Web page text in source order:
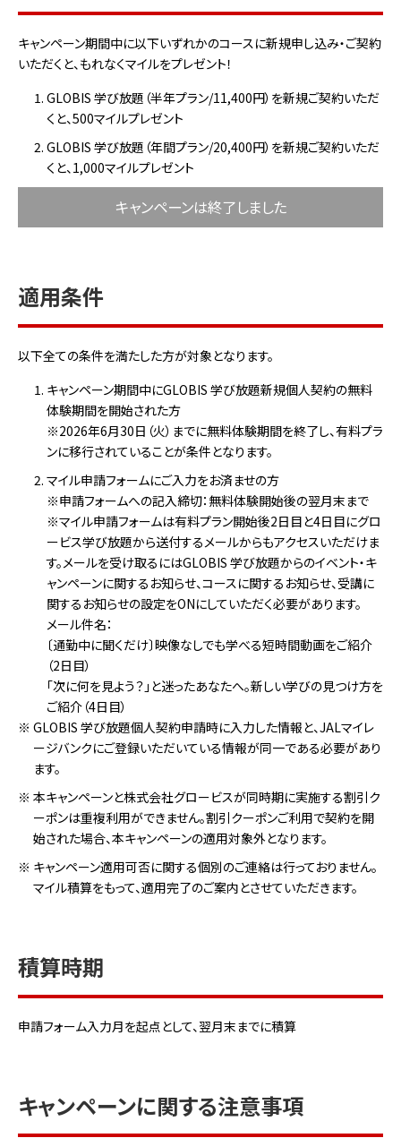
キャンペーン期間中に以下いずれかのコースに新規申し込み・ご契約
いただくと、もれなくマイルをプレゼント！
GLOBIS 学び放題（半年プラン/11,400円）を新規ご契約いただ
くと、500マイルプレゼント
GLOBIS 学び放題（年間プラン/20,400円）を新規ご契約いただ
くと、1,000マイルプレゼント
キャンペーンは終了しました
適用条件
以下全ての条件を満たした方が対象となります。
キャンペーン期間中にGLOBIS 学び放題新規個人契約の無料
体験期間を開始された方
※2026年6月30日（火）までに無料体験期間を終了し、有料プラ
ンに移行されていることが条件となります。
マイル申請フォームにご入力をお済ませの方
※申請フォームへの記入締切：無料体験開始後の翌月末まで
※マイル申請フォームは有料プラン開始後2日目と4日目にグロ
ービス学び放題から送付するメールからもアクセスいただけま
す。メールを受け取るにはGLOBIS 学び放題からのイベント・キ
ャンペーンに関するお知らせ、コースに関するお知らせ、受講に
関するお知らせの設定をONにしていただく必要があります。
メール件名：
〔通勤中に聞くだけ〕映像なしでも学べる短時間動画をご紹介
（2日目）
「次に何を見よう？」と迷ったあなたへ。新しい学びの見つけ方を
ご紹介（4日目）
※ GLOBIS 学び放題個人契約申請時に入力した情報と、JALマイレ
ージバンクにご登録いただいている情報が同一である必要があり
ます。
※ 本キャンペーンと株式会社グロービスが同時期に実施する割引ク
ーポンは重複利用ができません。割引クーポンご利用で契約を開
始された場合、本キャンペーンの適用対象外となります。
※ キャンペーン適用可否に関する個別のご連絡は行っておりません。
マイル積算をもって、適用完了のご案内とさせていただきます。
積算時期
申請フォーム入力月を起点として、翌月末までに積算
キャンペーンに関する注意事項